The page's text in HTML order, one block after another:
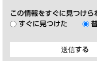
この情報をすぐに見つけら
すぐに見つけた